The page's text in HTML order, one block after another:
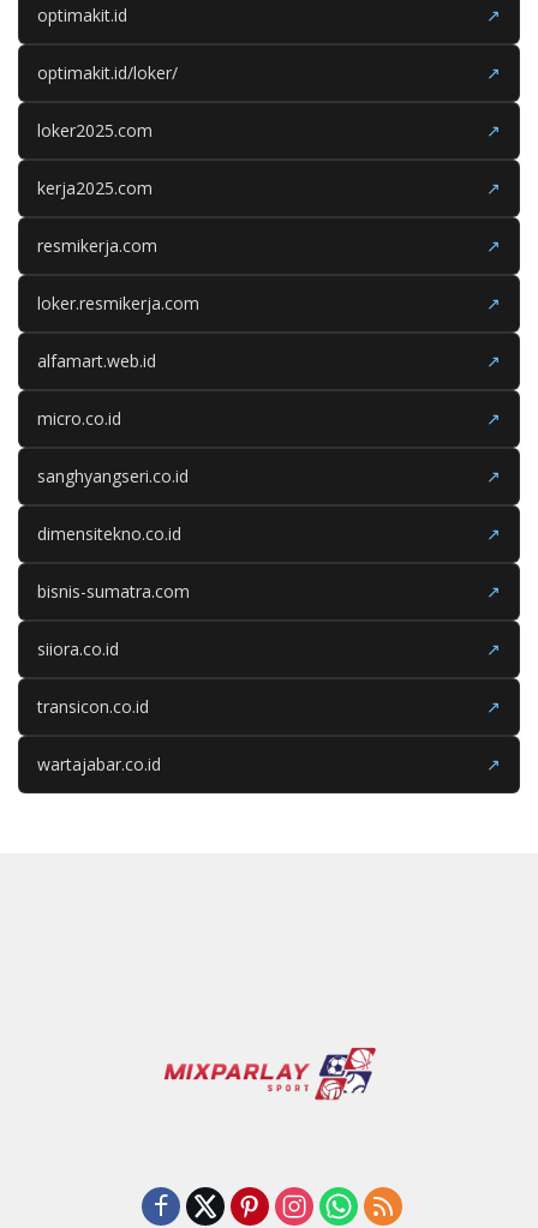
optimakit.id ↗
optimakit.id/loker/ ↗
loker2025.com ↗
kerja2025.com ↗
resmikerja.com ↗
loker.resmikerja.com ↗
alfamart.web.id ↗
micro.co.id ↗
sanghyangseri.co.id ↗
dimensitekno.co.id ↗
bisnis-sumatra.com ↗
siiora.co.id ↗
transicon.co.id ↗
wartajabar.co.id ↗